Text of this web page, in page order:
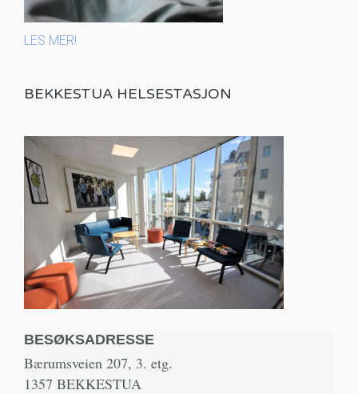
LES MER!
BEKKESTUA HELSESTASJON
BESØKSADRESSE
Bærumsveien 207, 3. etg.
1357 BEKKESTUA